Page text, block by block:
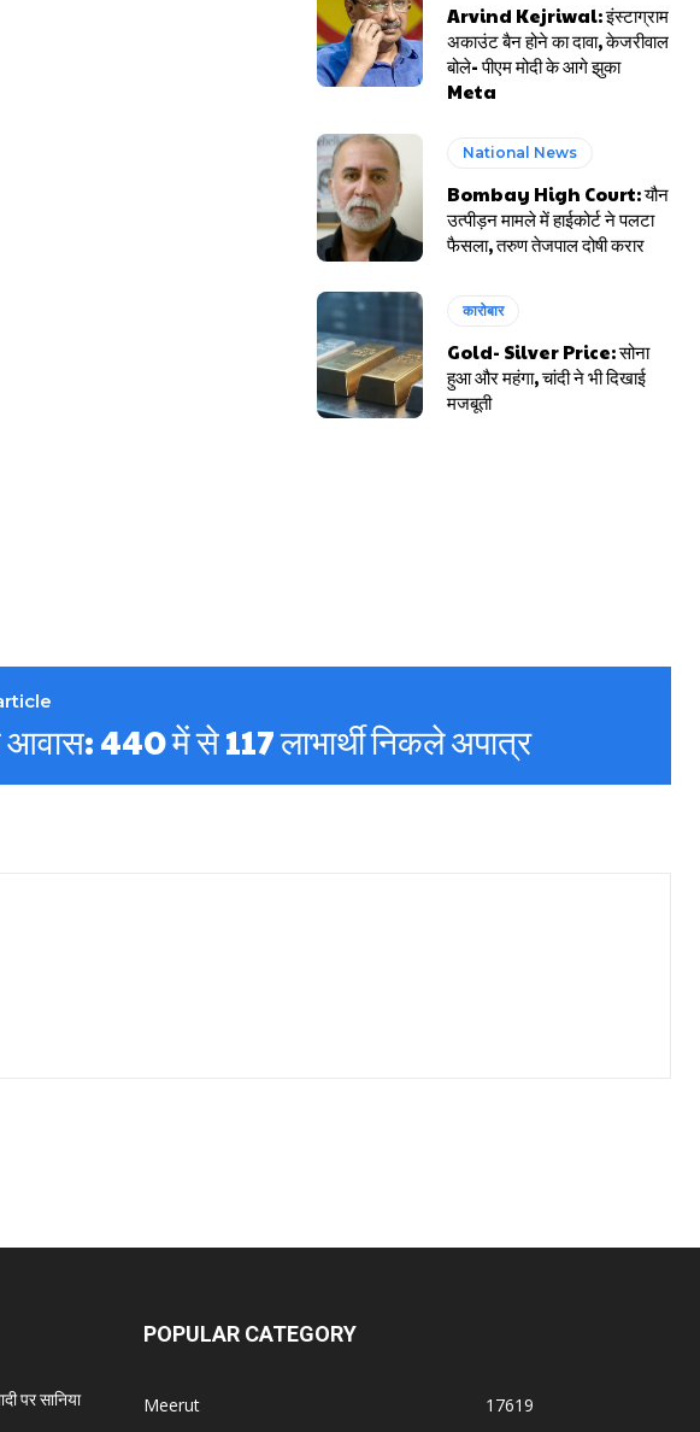
Arvind Kejriwal: इंस्टाग्राम
अकाउंट बैन होने का दावा, केजरीवाल
बोले- पीएम मोदी के आगे झुका
Meta
National News
Bombay High Court: यौन
उत्पीड़न मामले में हाईकोर्ट ने पलटा
फैसला, तरुण तेजपाल दोषी करार
कारोबार
Gold- Silver Price: सोना
हुआ और महंगा, चांदी ने भी दिखाई
मजबूती
आवास: 440 में से 117 लाभार्थी निकले अपात्र
पर सानिया
POPULAR CATEGORY
Meerut
17619